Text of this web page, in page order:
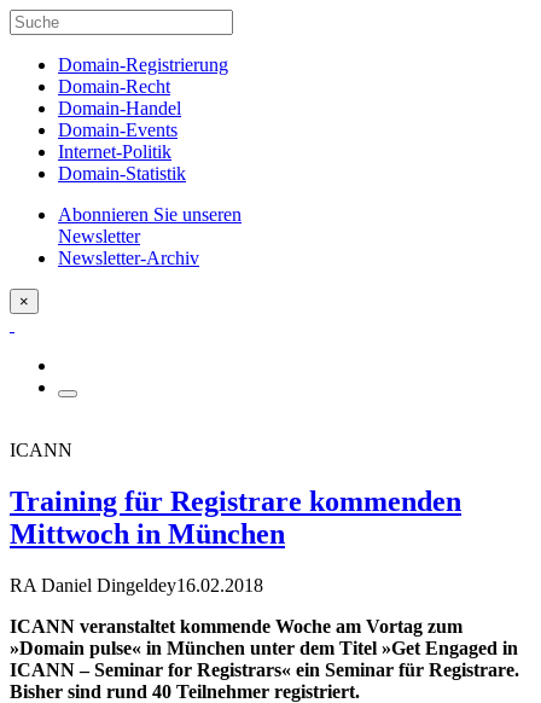
Domain-Registrierung
Domain-Recht
Domain-Handel
Domain-Events
Internet-Politik
Domain-Statistik
Abonnieren Sie unseren
Newsletter
Newsletter-Archiv
×
ICANN
Training für Registrare kommenden
Mittwoch in München
RA Daniel Dingeldey16.02.2018
ICANN veranstaltet kommende Woche am Vortag zum
»Domain pulse« in München unter dem Titel »Get Engaged in
ICANN – Seminar for Registrars« ein Seminar für Registrare.
Bisher sind rund 40 Teilnehmer registriert.